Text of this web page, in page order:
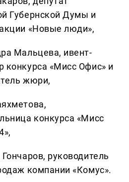
Губернской Думы и
«Новые люди»,
Мальцева, ивент-
конкурса «Мисс Офис» и
жюри,
конкурса «Мисс
руководитель
компании «Комус».